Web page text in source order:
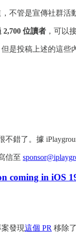
不管是宣傳社群活
2,700 位讀者 ，可以
但是投稿上述的這些
錯了。據
信至
coming in iOS
發現這個 PR 移除了